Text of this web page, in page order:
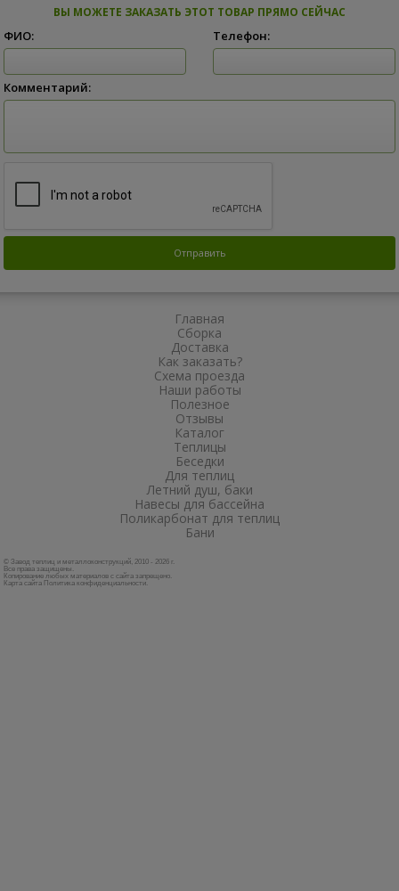
ВЫ МОЖЕТЕ ЗАКАЗАТЬ ЭТОТ ТОВАР ПРЯМО СЕЙЧАС
ФИО: Телефон:
Комментарий:
Главная
Сборка
Доставка
Как заказать?
Схема проезда
Наши работы
Полезное
Отзывы
Каталог
Теплицы
Беседки
Для теплиц
Летний душ, баки
Навесы для бассейна
Поликарбонат для теплиц
Бани
© Завод теплиц и металлоконструкций, 2010 - 2026 г.
Все права защищены.
Копирование любых материалов с сайта запрещено.
Карта сайта Политика конфиденциальности.